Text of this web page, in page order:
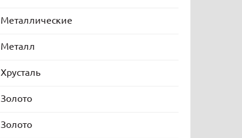
Металлические
Металл
Хрусталь
Золото
Золото